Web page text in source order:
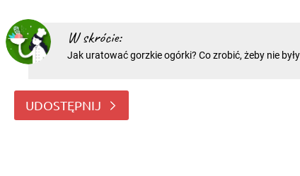
W skrócie:
Jak uratować gorzkie ogórki? Co zrobić, żeby nie
Wyjaśniamy, co zrobić z gorzkimi
UDOSTĘPNIJ